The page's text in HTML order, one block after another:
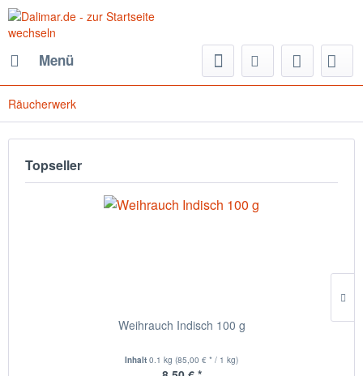
Menü
Räucherwerk
Topseller
Weihrauch Indisch 100 g
Inhalt 0.1 kg (85,00 € * / 1 kg)